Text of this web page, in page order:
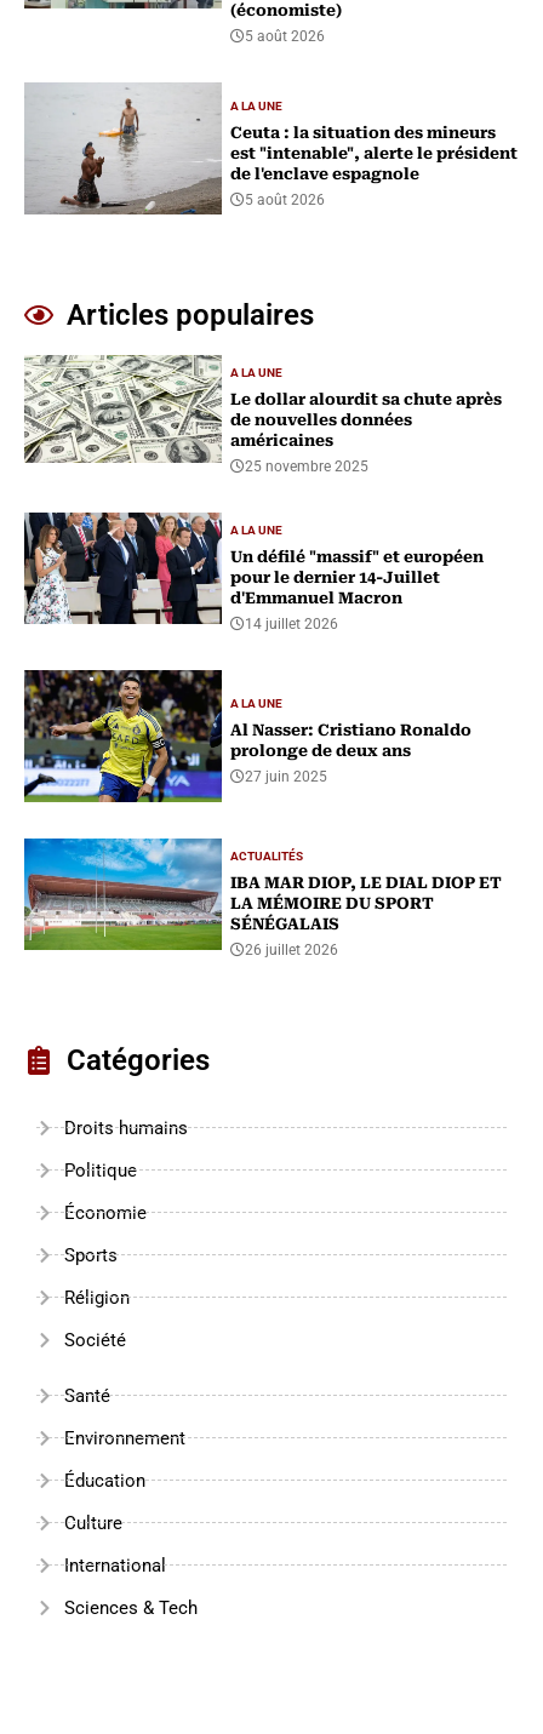
(économiste)
5 août 2026
A LA UNE
Ceuta : la situation des mineurs
est "intenable", alerte le président
de l'enclave espagnole
5 août 2026
Articles populaires
A LA UNE
Le dollar alourdit sa chute après
de nouvelles données
américaines
25 novembre 2025
A LA UNE
Un défilé "massif" et européen
pour le dernier 14-Juillet
d'Emmanuel Macron
14 juillet 2026
A LA UNE
Al Nasser: Cristiano Ronaldo
prolonge de deux ans
27 juin 2025
ACTUALITÉS
IBA MAR DIOP, LE DIAL DIOP ET
LA MÉMOIRE DU SPORT
SÉNÉGALAIS
26 juillet 2026
Catégories
Droits humains
Politique
Économie
Sports
Réligion
Société
Santé
Environnement
Éducation
Culture
International
Sciences & Tech